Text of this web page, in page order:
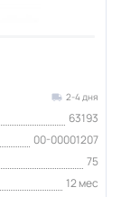
2-4 дня
63193
00-00001207
75
12 мес